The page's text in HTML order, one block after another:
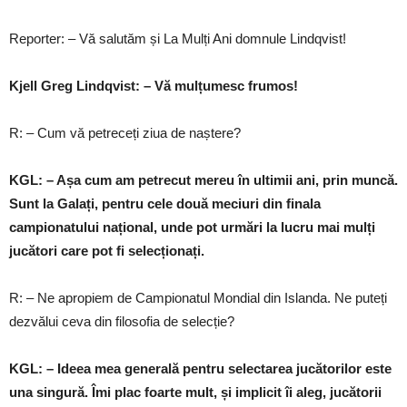
Reporter: – Vă salutăm și La Mulți Ani domnule Lindqvist!
Kjell Greg Lindqvist: – Vă mulțumesc frumos!
R: – Cum vă petreceți ziua de naștere?
KGL: – Așa cum am petrecut mereu în ultimii ani, prin muncă.
Sunt la Galați, pentru cele două meciuri din finala
campionatului național, unde pot urmări la lucru mai mulți
jucători care pot fi selecționați.
R: – Ne apropiem de Campionatul Mondial din Islanda. Ne puteți
dezvălui ceva din filosofia de selecție?
KGL: – Ideea mea generală pentru selectarea jucătorilor este
una singură. Îmi plac foarte mult, și implicit îi aleg, jucătorii